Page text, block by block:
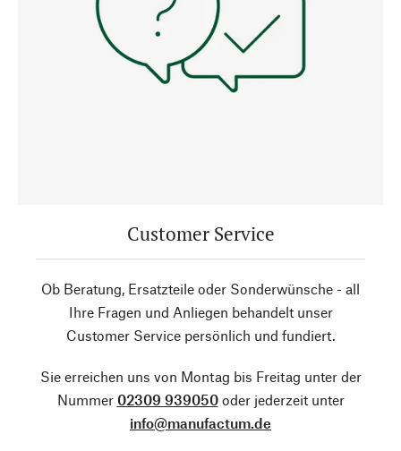
Customer Service
Ob Beratung, Ersatzteile oder Sonderwünsche - all
Ihre Fragen und Anliegen behandelt unser
Customer Service persönlich und fundiert.
Sie erreichen uns von Montag bis Freitag unter der
Nummer 02309 939050oder jederzeit unter
info@manufactum.de